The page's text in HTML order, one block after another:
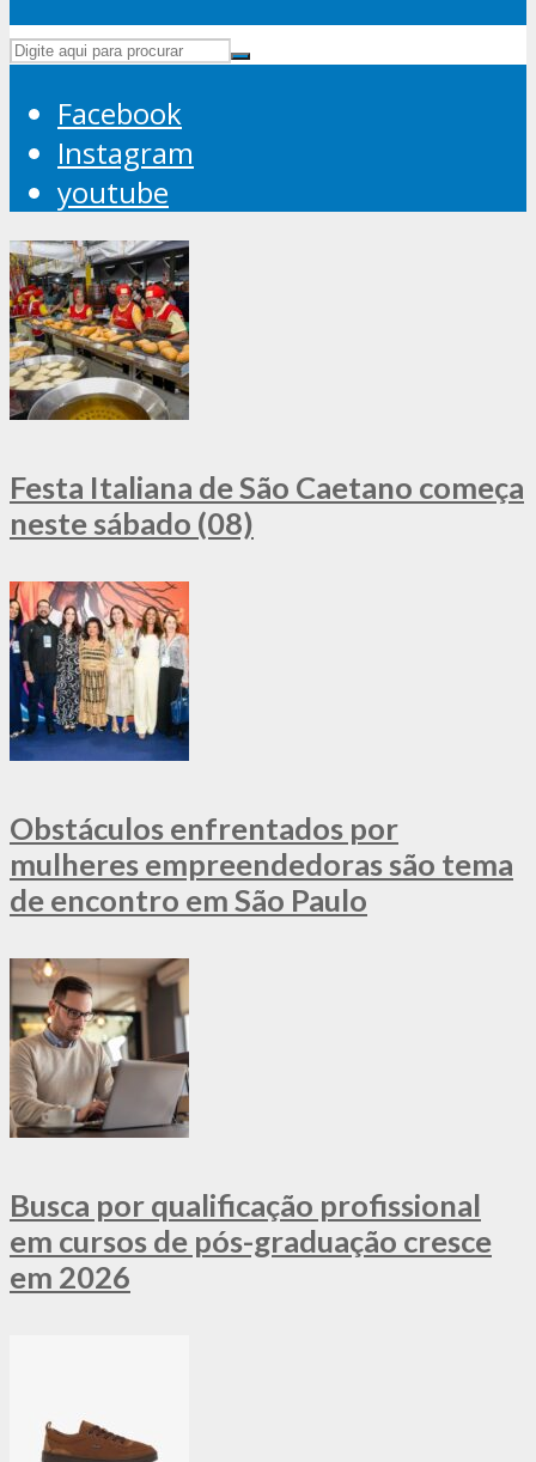
Facebook
Instagram
youtube
Festa Italiana de São Caetano começa
neste sábado (08)
Obstáculos enfrentados por
mulheres empreendedoras são tema
de encontro em São Paulo
Busca por qualificação profissional
em cursos de pós-graduação cresce
em 2026